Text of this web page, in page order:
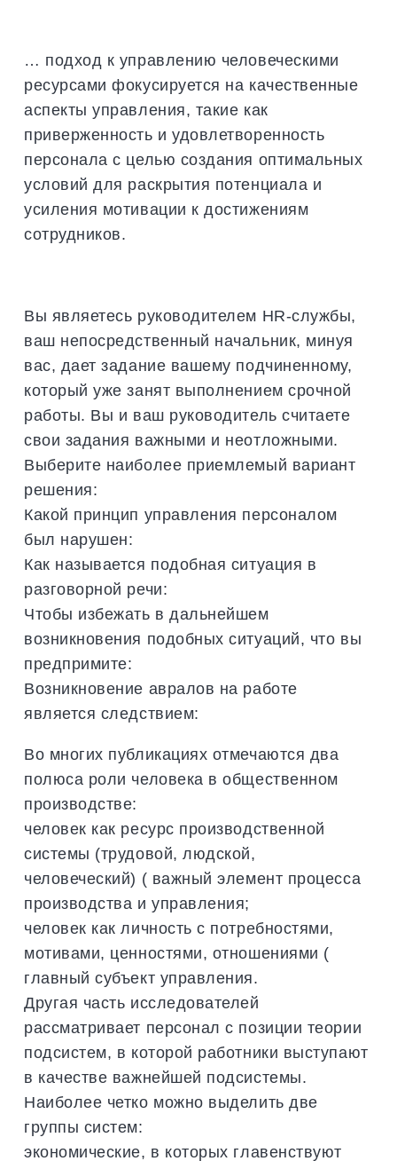
… подход к управлению человеческими
ресурсами фокусируется на качественные
аспекты управления, такие как
приверженность и удовлетворенность
персонала с целью создания оптимальных
условий для раскрытия потенциала и
усиления мотивации к достижениям
сотрудников.
Вы являетесь руководителем HR-службы,
ваш непосредственный начальник, минуя
вас, дает задание вашему подчиненному,
который уже занят выполнением срочной
работы. Вы и ваш руководитель считаете
свои задания важными и неотложными.
Выберите наиболее приемлемый вариант
решения:
Какой принцип управления персоналом
был нарушен:
Как называется подобная ситуация в
разговорной речи:
Чтобы избежать в дальнейшем
возникновения подобных ситуаций, что вы
предпримите:
Возникновение авралов на работе
является следствием:
Во многих публикациях отмечаются два
полюса роли человека в общественном
производстве:
человек как ресурс производственной
системы (трудовой, людской,
человеческий) ( важный элемент процесса
производства и управления;
человек как личность с потребностями,
мотивами, ценностями, отношениями (
главный субъект управления.
Другая часть исследователей
рассматривает персонал с позиции теории
подсистем, в которой работники выступают
в качестве важнейшей подсистемы.
Наиболее четко можно выделить две
группы систем:
экономические, в которых главенствуют